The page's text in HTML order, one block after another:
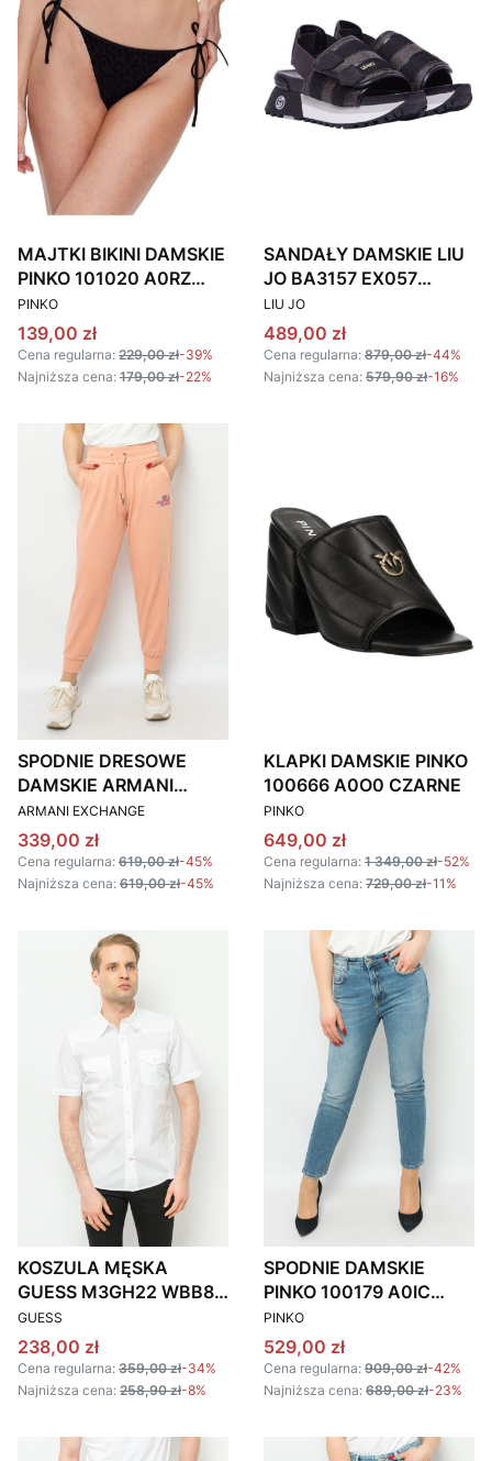
MAJTKI BIKINI DAMSKIE
PINKO 101020 A0RZ
CZARNE
PRODUCENT
PINKO
Cena promocyjna
139,00 zł
Cena regularna: 229,00 zł-39%
Najniższa cena: 179,00 zł-22%
SANDAŁY DAMSKIE LIU
JO BA3157 EX057
BRĄZOWO-CZARNE
PRODUCENT
LIU JO
Cena promocyjna
489,00 zł
Cena regularna: 879,00 zł-44%
Najniższa cena: 579,90 zł-16%
SPODNIE DRESOWE
DAMSKIE ARMANI
EXCHANGE 3RYP84
YJDSZ BRZOSKWINIOWE
PRODUCENT
ARMANI EXCHANGE
Cena promocyjna
339,00 zł
Cena regularna: 619,00 zł-45%
Najniższa cena: 619,00 zł-45%
KLAPKI DAMSKIE PINKO
100666 A0O0 CZARNE
PRODUCENT
PINKO
Cena promocyjna
649,00 zł
Cena regularna: 1 349,00 zł-52%
Najniższa cena: 729,00 zł-11%
KOSZULA MĘSKA
GUESS M3GH22 WBB80
BIAŁA
PRODUCENT
GUESS
Cena promocyjna
238,00 zł
Cena regularna: 359,00 zł-34%
Najniższa cena: 258,90 zł-8%
SPODNIE DAMSKIE
PINKO 100179 A0IC
JASNONIEBIESKIE
PRODUCENT
PINKO
Cena promocyjna
529,00 zł
Cena regularna: 909,00 zł-42%
Najniższa cena: 689,00 zł-23%